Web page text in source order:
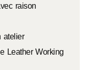
raison
atelier
Leather Working